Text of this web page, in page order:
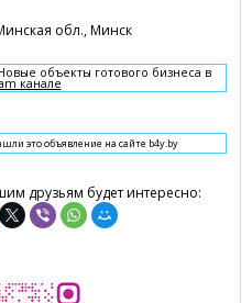
обл., Минск
объекты готового бизнеса в
канале
это объявление на сайте b4y.by
друзьям будет интересно: